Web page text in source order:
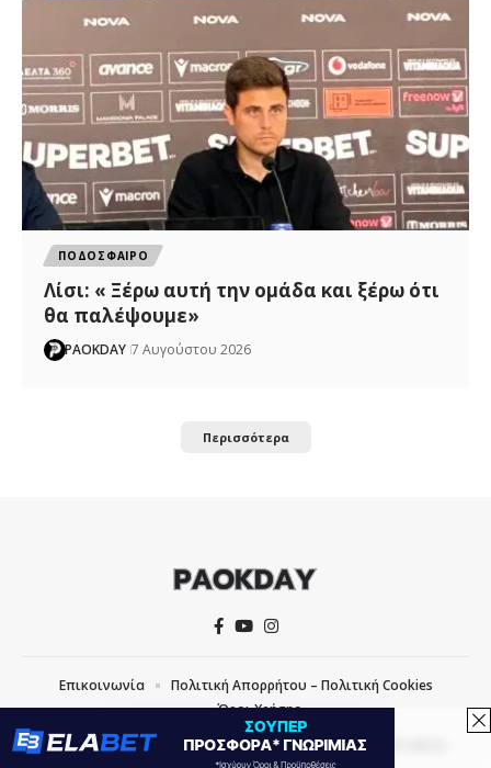
ΠΟΔΟΣΦΑΙΡΟ
Λίσι: « Ξέρω αυτή την ομάδα και ξέρω ότι
θα παλέψουμε»
PAOKDAY 7 Αυγούστου 2026
Περισσότερα
COPYRIGHT © 2026 PAOKDAY | CREATED WITH BY
Επικοινωνία
Πολιτική Απορρήτου – Πολιτική Cookies
Όροι Χρήσης